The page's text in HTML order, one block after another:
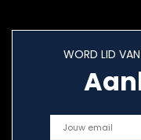
WORD LID